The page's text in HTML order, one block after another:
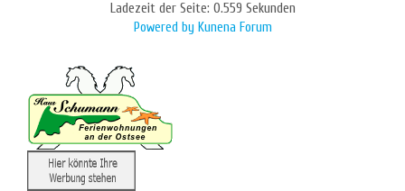
Ladezeit der Seite: 0.559 Sekunden
Powered by Kunena Forum